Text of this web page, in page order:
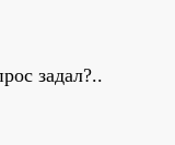
задал?..